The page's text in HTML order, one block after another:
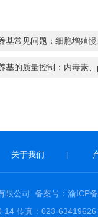
基常见问题：细胞增殖
基的质量控制：内毒素
关于我们 |
限公司 备案号：渝ICP
14 传真：023-